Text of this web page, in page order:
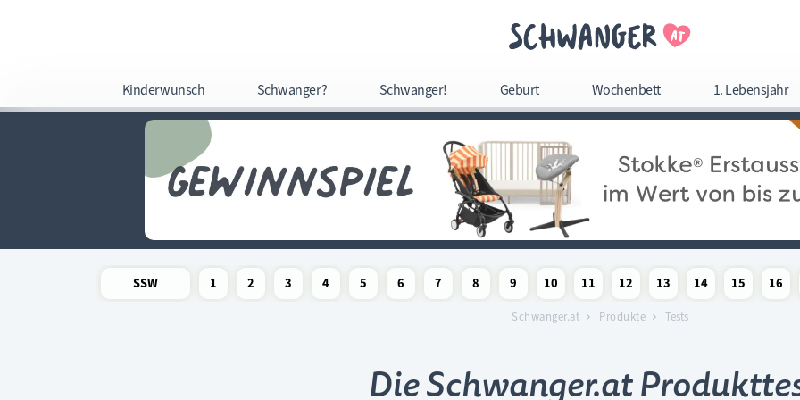
Kinderwunsch Schwanger? Schwanger! Geburt Wochenbett 1. Lebensjahr
überspringen
SSW
1
2
3
4
5
6
7
8
Schwangerschaftswoche
9
Schwangerschaftswoche
10
Schwangerschaftswoche
11
Schwangerschaftswoche
12
Schwangerschaftswoche
13
Schwangerschaftswoche
14
Schwangerschaftswoche
15
16
Schwanger.at Produkte Tests
Die Schwanger.at